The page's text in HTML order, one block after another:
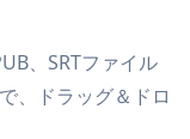
、SRTファイル
、ドラッグ＆ドロ